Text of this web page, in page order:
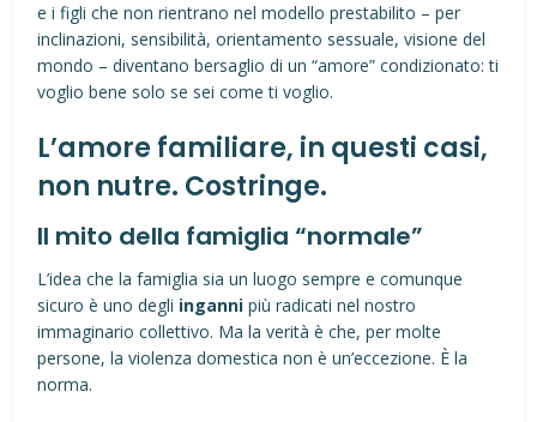
e i figli che non rientrano nel modello prestabilito – per
inclinazioni, sensibilità, orientamento sessuale, visione del
mondo – diventano bersaglio di un “amore” condizionato: ti
voglio bene solo se sei come ti voglio.
L’amore familiare, in questi casi,
non nutre. Costringe.
Il mito della famiglia “normale”
L’idea che la famiglia sia un luogo sempre e comunque
sicuro è uno degli inganni più radicati nel nostro
immaginario collettivo. Ma la verità è che, per molte
persone, la violenza domestica non è un’eccezione. È la
norma.